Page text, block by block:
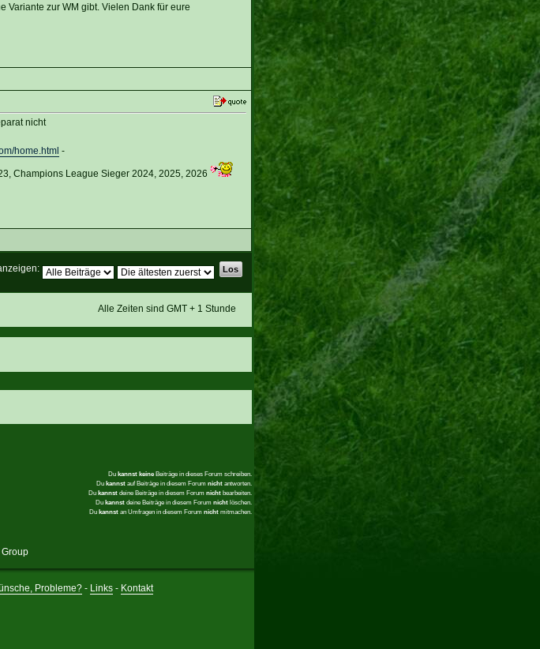
Variante zur WM gibt. Vielen Dank für eure
nicht
home.html -
Champions League Sieger 2024, 2025, 2026
Alle Zeiten sind GMT + 1 Stunde
Du kannst keineBeiträge in dieses Forum schreiben.
Du kannstauf Beiträge in diesem Forum nichtantworten.
Du kannstdeine Beiträge in diesem Forum nichtbearbeiten.
Du kannstdeine Beiträge in diesem Forum nichtlöschen.
Du kannstan Umfragen in diesem Forum nichtmitmachen.
Probleme? - Links - Kontakt